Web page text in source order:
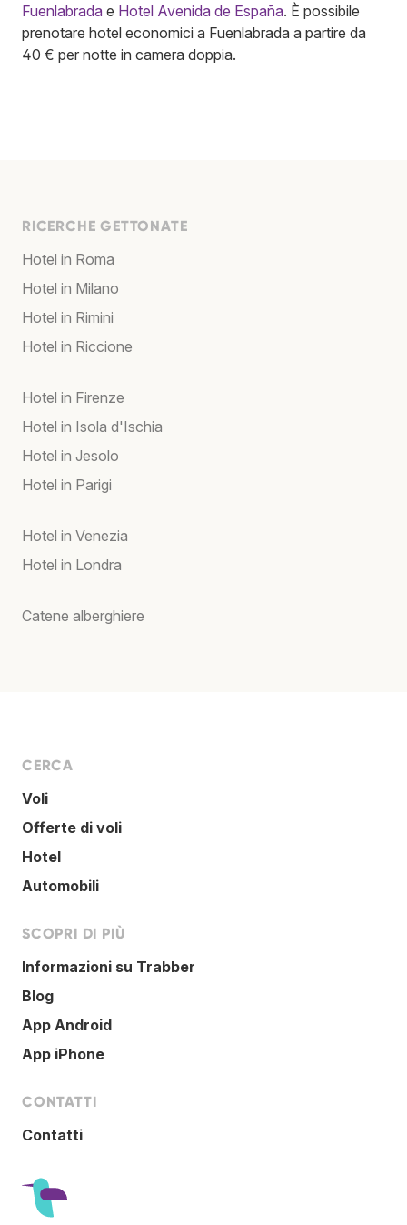
Fuenlabrada e Hotel Avenida de España. È possibile
prenotare hotel economici a Fuenlabrada a partire da
40 € per notte in camera doppia.
RICERCHE GETTONATE
Hotel in Roma
Hotel in Milano
Hotel in Rimini
Hotel in Riccione
Hotel in Firenze
Hotel in Isola d'Ischia
Hotel in Jesolo
Hotel in Parigi
Hotel in Venezia
Hotel in Londra
Catene alberghiere
CERCA
Voli
Offerte di voli
Hotel
Automobili
SCOPRI DI PIÙ
Informazioni su Trabber
Blog
App Android
App iPhone
CONTATTI
Contatti